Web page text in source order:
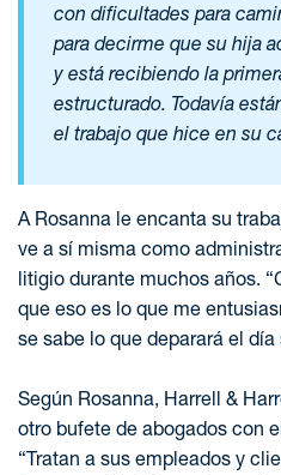
con dificultades para
para decirme que su hija
y está recibiendo la
estructurado. Todavía
el trabajo que hice en su
A Rosanna le encanta su
ve a sí misma como
litigio durante muchos años.
que eso es lo que me
se sabe lo que deparará el día
Según Rosanna, Harrell &
otro bufete de abogados con
“Tratan a sus empleados y